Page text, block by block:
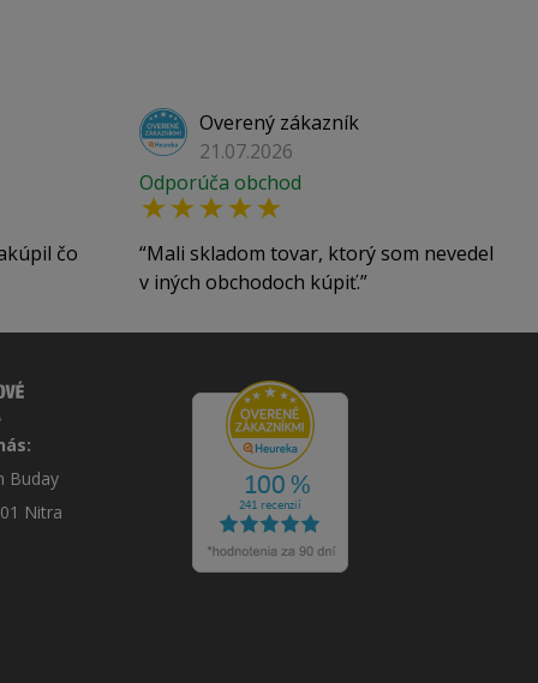
čo
Overený zákazník
21.07.2026
Odporúča obchod
Mali skladom tovar, ktorý som nevedel
v iných obchodoch kúpiť.
Buday
Nitra